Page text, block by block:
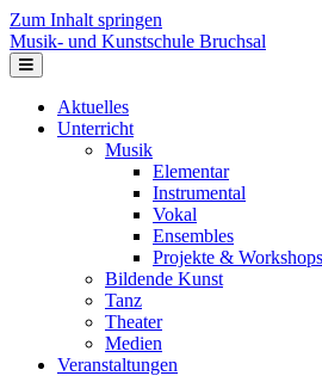
Zum Inhalt springen
Musik- und Kunstschule Bruchsal
Navigation
Aktuelles
Unterricht
Musik
Elementar
Instrumental
Vokal
Ensembles
Projekte & Workshops
Bildende Kunst
Tanz
Theater
Medien
Veranstaltungen